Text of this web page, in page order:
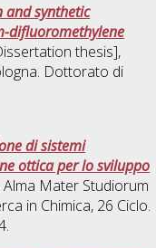
and synthetic
difluoromethylene
thesis],
Dottorato di
di sistemi
ottica per lo sviluppo
Mater Studiorum
in Chimica, 26 Ciclo.